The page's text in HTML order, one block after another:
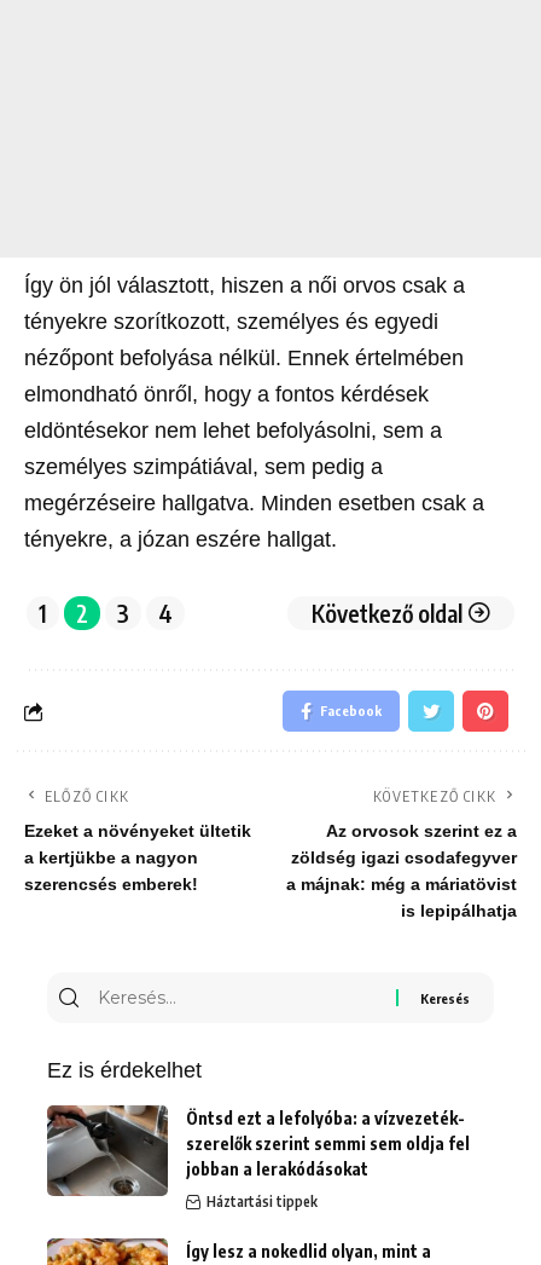
Így ön jól választott, hiszen a női orvos csak a
tényekre szorítkozott, személyes és egyedi
nézőpont befolyása nélkül. Ennek értelmében
elmondható önről, hogy a fontos kérdések
eldöntésekor nem lehet befolyásolni, sem a
személyes szimpátiával, sem pedig a
megérzéseire hallgatva. Minden esetben csak a
tényekre, a józan eszére hallgat.
1 2 3 4 Következő oldal
Facebook
ELŐZŐ CIKK
Ezeket a növényeket ültetik
a kertjükbe a nagyon
szerencsés emberek!
KÖVETKEZŐ CIKK
Az orvosok szerint ez a
zöldség igazi csodafegyver
a májnak: még a máriatövist
is lepipálhatja
Keresés
Ez is érdekelhet
Öntsd ezt a lefolyóba: a vízvezeték-
szerelők szerint semmi sem oldja fel
jobban a lerakódásokat
Háztartási tippek
Így lesz a nokedlid olyan, mint a